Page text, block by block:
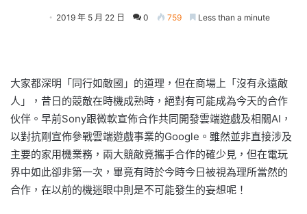
2019 年 5 月 22 日 0 759 Less than a minute
大家都深明「同行如敵國」的道理，但在商場上「沒有永遠敵
人」，昔日的競敵在時機成熟時，絕對有可能成為今天的合作
伙伴。早前Sony跟微軟宣佈合作共同開發雲端遊戲及相關AI，
以對抗剛宣佈參戰雲端遊戲事業的Google。雖然並非直接涉及
主要的家用機業務，兩大競敵竟攜手合作的確少見，但在電玩
界中如此卻非第一次，畢竟有時於今時今日被視為理所當然的
合作，在以前的機迷眼中則是不可能發生的妄想呢！